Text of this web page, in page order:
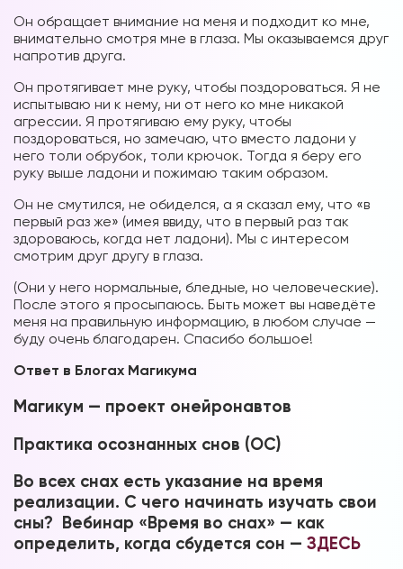
Он обращает внимание на меня и подходит ко мне,
внимательно смотря мне в глаза. Мы оказываемся друг
напротив друга.
Он протягивает мне руку, чтобы поздороваться. Я не
испытываю ни к нему, ни от него ко мне никакой
агрессии. Я протягиваю ему руку, чтобы
поздороваться, но замечаю, что вместо ладони у
него толи обрубок, толи крючок. Тогда я беру его
руку выше ладони и пожимаю таким образом.
Он не смутился, не обиделся, а я сказал ему, что «в
первый раз же» (имея ввиду, что в первый раз так
здороваюсь, когда нет ладони). Мы с интересом
смотрим друг другу в глаза.
(Они у него нормальные, бледные, но человеческие).
После этого я просыпаюсь. Быть может вы наведёте
меня на правильную информацию, в любом случае —
буду очень благодарен. Спасибо большое!
Ответ в Блогах Магикума
Магикум — проект онейронавтов
Практика осознанных снов (ОС)
Во всех снах есть указание на время
реализации. С чего начинать изучать свои
сны? Вебинар «Время во снах» — как
определить, когда сбудется сон — ЗДЕСЬ